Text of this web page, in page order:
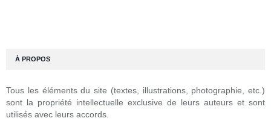
À PROPOS
Tous les éléments du site (textes, illustrations, photographie, etc.)
sont la propriété intellectuelle exclusive de leurs auteurs et sont
utilisés avec leurs accords.